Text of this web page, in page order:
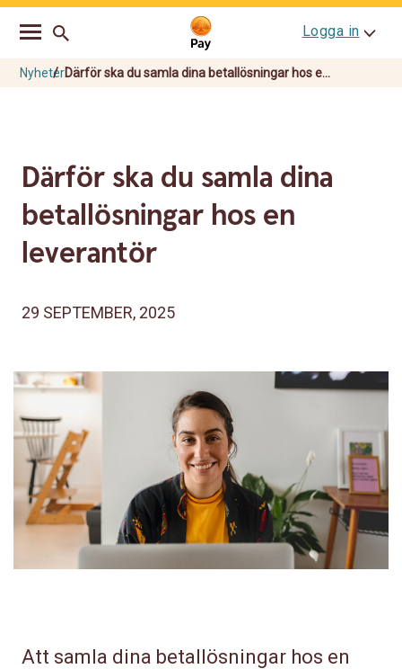
Go
navigation
Skip
Logga in
NyheterDärför ska du samla dina betallösningar hos e...
Därför ska du samla dina
betallösningar hos en
leverantör
29 SEPTEMBER, 2025
Att samla dina betallösningar hos en